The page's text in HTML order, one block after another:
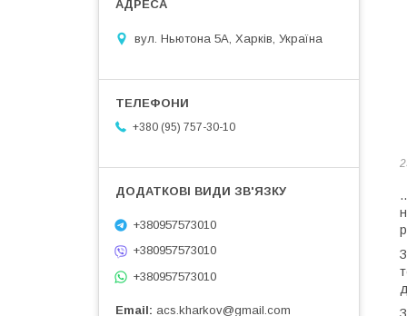
вул. Ньютона 5А, Харків, Україна
+380 (95) 757-30-10
+380957573010
+380957573010
+380957573010
Email acs.kharkov@gmail.com